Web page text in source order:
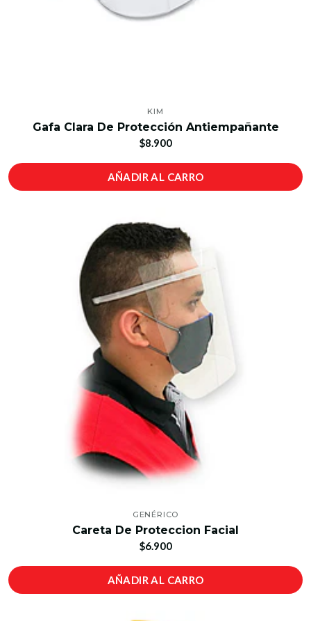
KIM
Gafa Clara De Protección Antiempañante
$8.900
AÑADIR AL CARRO
GENÉRICO
Careta De Proteccion Facial
$6.900
AÑADIR AL CARRO